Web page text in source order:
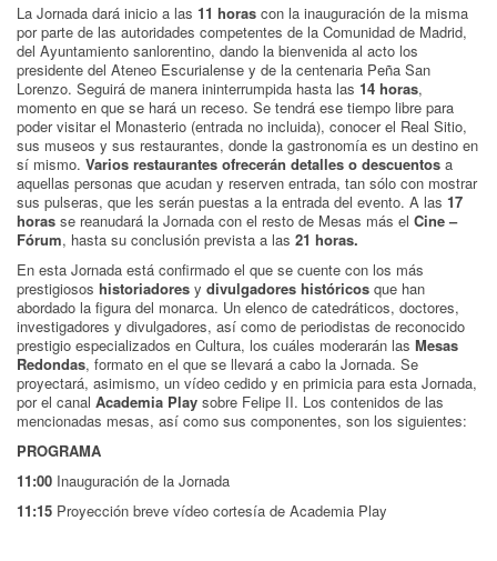
La Jornada dará inicio a las 11 horas con la inauguración de la misma
por parte de las autoridades competentes de la Comunidad de Madrid,
del Ayuntamiento sanlorentino, dando la bienvenida al acto los
presidente del Ateneo Escurialense y de la centenaria Peña San
Lorenzo. Seguirá de manera ininterrumpida hasta las 14 horas,
momento en que se hará un receso. Se tendrá ese tiempo libre para
poder visitar el Monasterio (entrada no incluida), conocer el Real Sitio,
sus museos y sus restaurantes, donde la gastronomía es un destino en
sí mismo. Varios restaurantes ofrecerán detalles o descuentos a
aquellas personas que acudan y reserven entrada, tan sólo con mostrar
sus pulseras, que les serán puestas a la entrada del evento. A las 17
horas se reanudará la Jornada con el resto de Mesas más el Cine –
Fórum, hasta su conclusión prevista a las 21 horas.
En esta Jornada está confirmado el que se cuente con los más
prestigiosos historiadores y divulgadores históricos que han
abordado la figura del monarca. Un elenco de catedráticos, doctores,
investigadores y divulgadores, así como de periodistas de reconocido
prestigio especializados en Cultura, los cuáles moderarán las Mesas
Redondas, formato en el que se llevará a cabo la Jornada. Se
proyectará, asimismo, un vídeo cedido y en primicia para esta Jornada,
por el canal Academia Play sobre Felipe II. Los contenidos de las
mencionadas mesas, así como sus componentes, son los siguientes:
PROGRAMA
11:00 Inauguración de la Jornada
11:15 Proyección breve vídeo cortesía de Academia Play